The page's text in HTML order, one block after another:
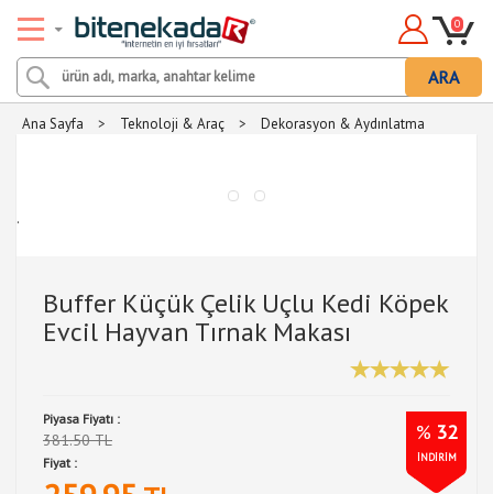
ARA
0
Ana Sayfa > Teknoloji & Araç > Dekorasyon & Aydınlatma
.
Buffer Küçük Çelik Uçlu Kedi Köpek
Evcil Hayvan Tırnak Makası
Piyasa Fiyatı :
381.50 TL % 32
İNDİRİM
Fiyat :